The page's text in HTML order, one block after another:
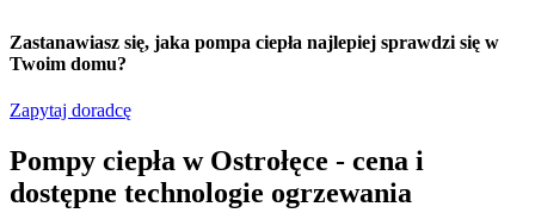
Zastanawiasz się, jaka pompa ciepła najlepiej sprawdzi się w
Twoim domu?
Zapytaj doradcę
Pompy ciepła w Ostrołęce - cena i
dostępne technologie ogrzewania